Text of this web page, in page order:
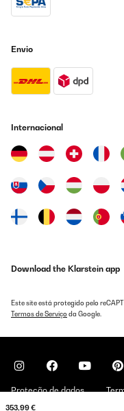
353,99 €
Envio
Internacional
Download the Klarstein app
Este site está protegido pelo
Termos de Serviçoda Google.
Proteção de dados